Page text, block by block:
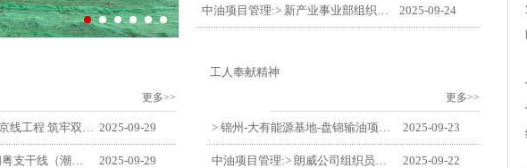
2025-09-24
更多>>
2025-09-29
2025-09-29
工人奉献精神
更多>>
2025-09-23
2025-09-22